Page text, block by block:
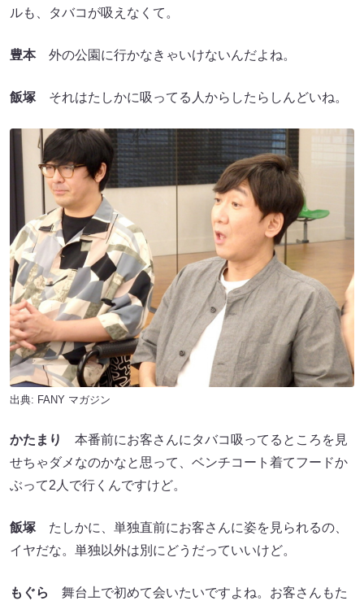
ルも、タバコが吸えなくて。
豊本外の公園に行かなきゃいけないんだよね。
飯塚 それはたしかに吸ってる人からしたらしんどいね。
出典: FANY マガジン
かたまり
本番前にお客さんにタバコ吸ってるところを見
せちゃダメなのかなと思って、ベンチコート着てフードか
ぶって2人で行くんですけど。
飯塚 たしかに、単独直前にお客さんに姿を見られるの、
イヤだな。単独以外は別にどうだっていいけど。
もぐら
舞台上で初めて会いたいですよね。お客さんもた